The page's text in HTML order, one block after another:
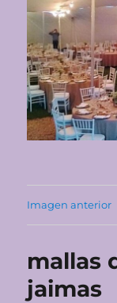
Imagen anterior
mallas
jaimas